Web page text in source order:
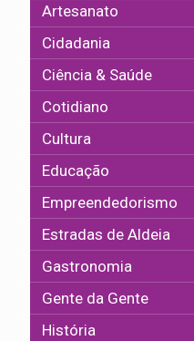
Artesanato
Cidadania
Ciência & Saúde
Cotidiano
Cultura
Educação
Empreendedorismo
Estradas de Aldeia
Gastronomia
Gente da Gente
História